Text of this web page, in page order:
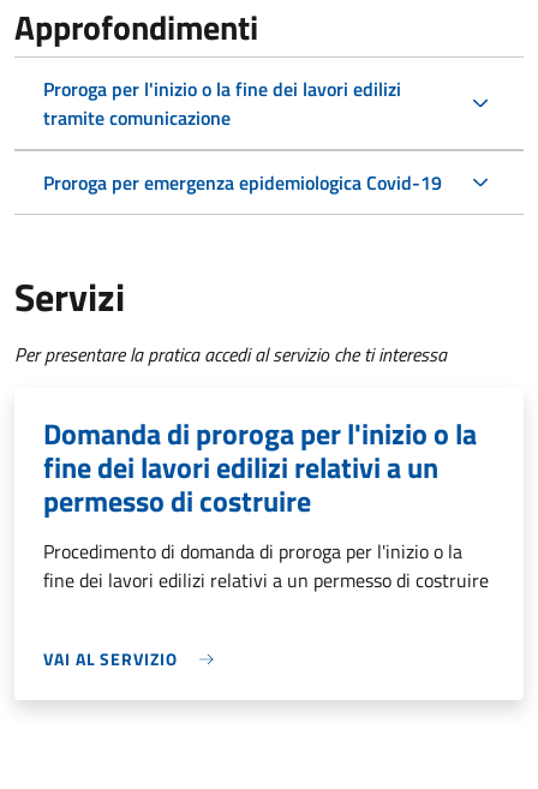
Approfondimenti
Proroga per l'inizio o la fine dei lavori edilizi
tramite comunicazione
Proroga per emergenza epidemiologica Covid-19
Servizi
Per presentare la pratica accedi al servizio che ti interessa
Domanda di proroga per l'inizio o la
fine dei lavori edilizi relativi a un
permesso di costruire
Procedimento di domanda di proroga per l'inizio o la
fine dei lavori edilizi relativi a un permesso di costruire
VAI AL SERVIZIO